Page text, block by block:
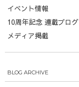
イベント情報
10周年記念 連載ブログ
メディア掲載
BLOG ARCHIVE